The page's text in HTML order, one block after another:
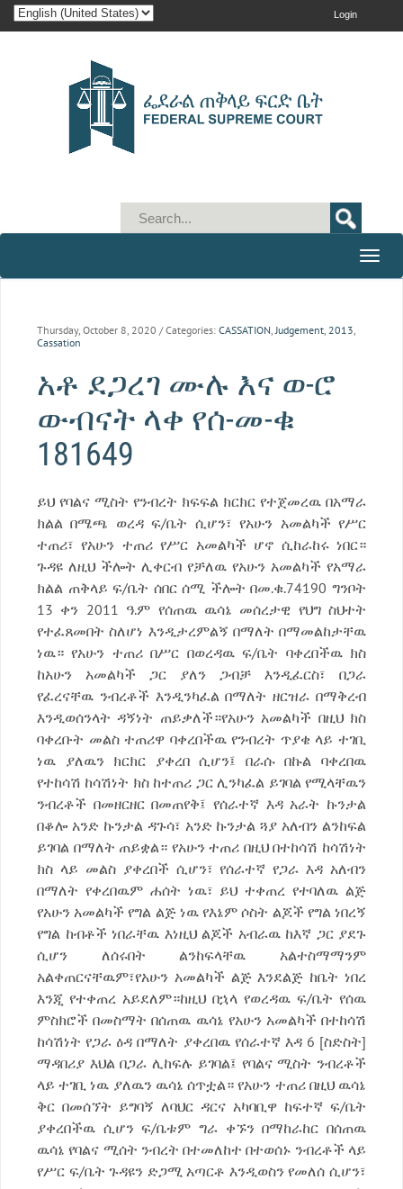
Login
Toggle
Thursday, October 8, 2020 / Categories: CASSATION,Judgement, 2013,
Cassation
አቶ ደጋረገ ሙሉ እና ወ-ሮ
ውብናት ላቀ የሰ-መ-ቁ
181649
ይህ የባልና ሚስት የንብረት ክፍፍል ክርክር የተጀመረዉ በአማራ
ክልል በሜጫ ወረዳ ፍ/ቤት ሲሆን፣ የአሁን አመልካች የሥር
ተጠሪ፣ የአሁን ተጠሪ የሥር አመልካች ሆኖ ሲከራከሩ ነበር።
ጉዳዩ ለዚህ ችሎት ሊቀርብ የቻለዉ የአሁን አመልካች የአማራ
ክልል ጠቅላይ ፍ/ቤት ሰበር ሰሚ ችሎት በመ.ቁ.74190 ግንቦት
13 ቀን 2011 ዓ.ም የሰጠዉ ዉሳኔ መሰረታዊ የህግ ስህተት
የተፈጸመበት ስለሆነ እንዲታረምልኝ በማለት በማመልከታቸዉ
ነዉ። የአሁን ተጠሪ በሥር በወረዳዉ ፍ/ቤት ባቀረበችዉ ክስ
ከአሁን አመልካች ጋር ያለን ጋብቻ እንዲፈርስ፣ በጋራ
የፈረናቸዉ ንብረቶች እንዲንካፈል በማለት ዘርዝራ በማቅረብ
እንዲወሰንላት ዳኝነት ጠይቃለች።የአሁን አመልካች በዚህ ክስ
ባቀረቡት መልስ ተጠሪዋ ባቀረበችዉ የንብረት ጥያቄ ላይ ተገቢ
ነዉ ያለዉን ክርክር ያቀረበ ሲሆን፤ በራሱ በኩል ባቀረበዉ
የተከሳሽ ከሳሽነት ክስ ከተጠሪ ጋር ሊንካፈል ይገባል የሚላቸዉን
ንብረቶች በመዘርዘር በመጠየቅ፤ የሰራተኛ እዳ አራት ኩንታል
በቆሎ አንድ ኩንታል ዳጉሳ፣ አንድ ኩንታል ጓያ አለብን ልንከፍል
ይገባል በማለት ጠይቋል። የአሁን ተጠሪ በዚህ በተከሳሽ ከሳሽነት
ክስ ላይ መልስ ያቀረበች ሲሆን፣ የሰራተኛ የጋራ እዳ አለብን
በማለት የቀረበዉም ሐሰት ነዉ፣ ይህ ተቀጠረ የተባለዉ ልጅ
የአሁን አመልካች የግል ልጅ ነዉ የእኔም ሶስት ልጆች የግል ነበረኝ
የግል ከብቶች ነበራቸዉ እነዚህ ልጆች አብራዉ ከእኛ ጋር ያደጉ
ሲሆን ለሰሩበት ልንከፍላቸዉ አልተስማማንም
አልቀጠርናቸዉም፣የአሁን አመልካች ልጅ እንደልጅ ከቤት ነበረ
እንጂ የተቀጠረ አይደለም።ከዚህ በኋላ የወረዳዉ ፍ/ቤት የሰዉ
ምስክሮች በመስማት በሰጠዉ ዉሳኔ የአሁን አመልካች በተከሳሽ
ከሳሽነት የጋራ ዕዳ በማለት ያቀረበዉ የሰራተኛ እዳ 6 [ስድስት]
ማዳበሪያ እህል በጋራ ሊከፍሉ ይገባል፤ የባልና ሚስት ንብረቶች
ላይ ተገቢ ነዉ ያለዉን ዉሳኔ ሰጥቷል። የአሁን ተጠሪ በዚህ ዉሳኔ
ቅር በመሰኘት ይግባኝ ለባህር ዳርና አካባቢዋ ከፍተኛ ፍ/ቤት
ያቀረበችዉ ሲሆን ፍ/ቤቱም ግራ ቀኙን በማከራከር በሰጠዉ
ዉሳኔ የባልና ሚሰት ንብረት በተመለከተ በተወሰኑ ንብረቶች ላይ
የሥር ፍ/ቤት ጉዳዩን ድጋሚ አጣርቶ እንዲወስን የመለሰ ሲሆን፣